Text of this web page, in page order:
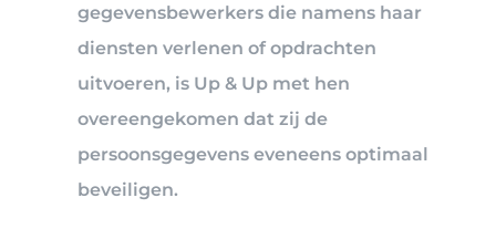
gegevensbewerkers die namens haar
diensten verlenen of opdrachten
uitvoeren, is Up & Up met hen
overeengekomen dat zij de
persoonsgegevens eveneens optimaal
beveiligen.